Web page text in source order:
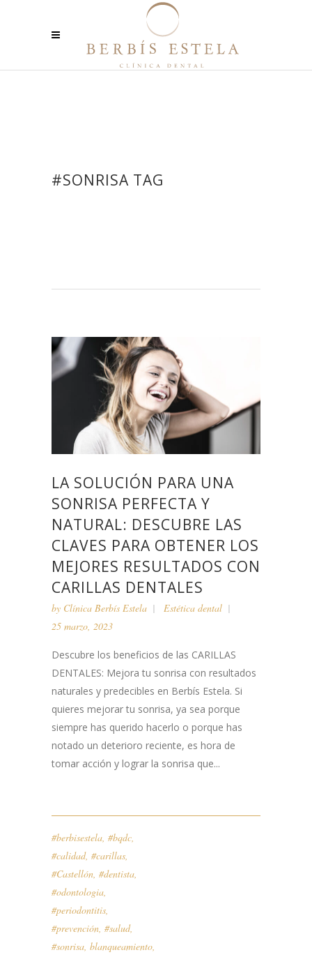
#SONRISA TAG
LA SOLUCIÓN PARA UNA
SONRISA PERFECTA Y
NATURAL: DESCUBRE LAS
CLAVES PARA OBTENER LOS
MEJORES RESULTADOS CON
CARILLAS DENTALES
by Clínica Berbís Estela
Estética dental
25 marzo, 2023
Descubre los beneficios de las CARILLAS
DENTALES: Mejora tu sonrisa con resultados
naturales y predecibles en Berbís Estela. Si
quieres mejorar tu sonrisa, ya sea porque
siempre has querido hacerlo o porque has
notado un deterioro reciente, es hora de
tomar acción y lograr la sonrisa que...
#berbisestela, #bqdc,
#calidad, #carillas,
#Castellón, #dentista,
#odontologia,
#periodontitis,
#prevención, #salud,
#sonrisa, blanqueamiento,